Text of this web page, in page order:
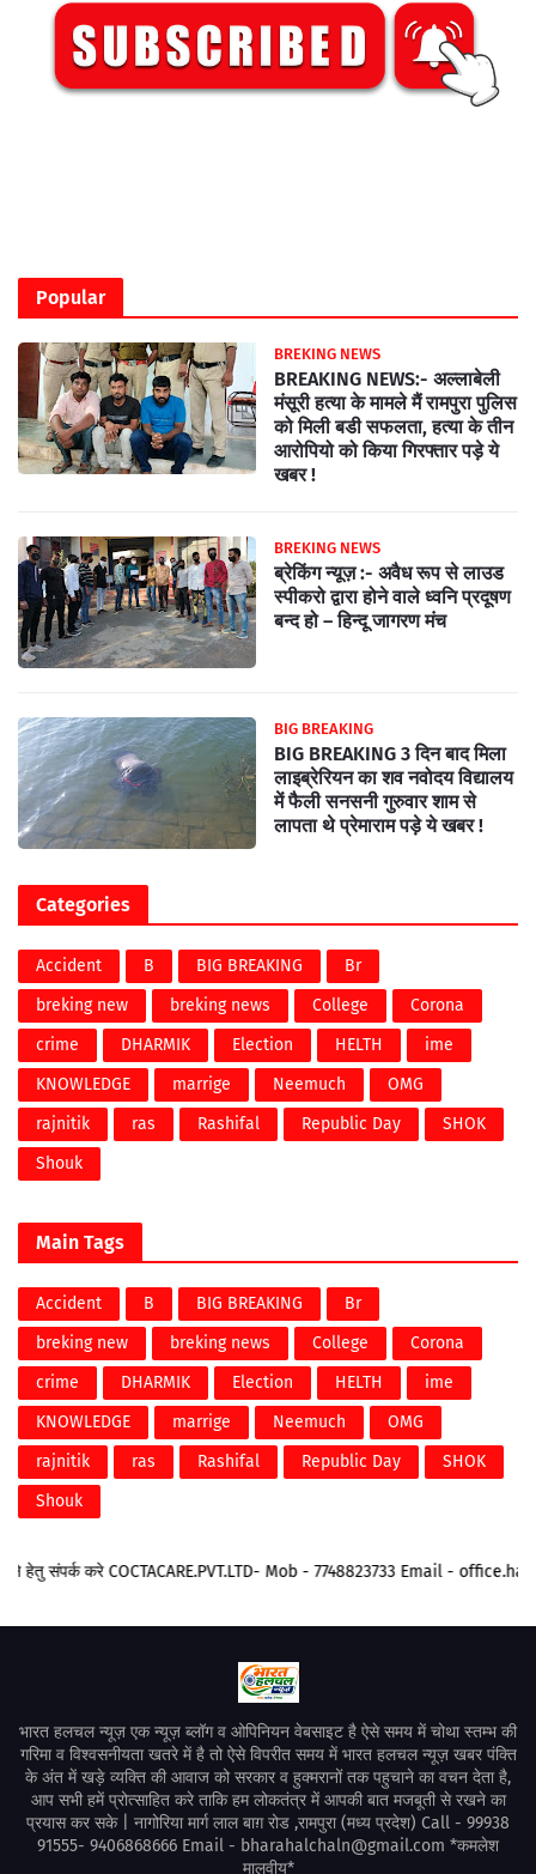
Popular
BREKING NEWS
BREAKING NEWS:- अल्लाबेली
मंसूरी हत्या के मामले मैं रामपुरा पुलिस
को मिली बडी सफलता, हत्या के तीन
आरोपियो को किया गिरफ्तार पड़े ये
खबर !
BREKING NEWS
ब्रेकिंग न्यूज़ :- अवैध रूप से लाउड
स्पीकरो द्वारा होने वाले ध्वनि प्रदूषण
बन्द हो – हिन्दू जागरण मंच
BIG BREAKING
BIG BREAKING 3 दिन बाद मिला
लाइब्रेरियन का शव नवोदय विद्यालय
में फैली सनसनी गुरुवार शाम से
लापता थे प्रेमाराम पड़े ये खबर !
Categories
Accident B BIG BREAKING
Br
breking new
breking news College
Corona
crime
DHARMIK Election HELTH
ime
KNOWLEDGE
marrige Neemuch
OMG
rajnitik
ras Rashifal Republic Day
SHOK
Shouk
Main Tags
Accident B BIG BREAKING
Br
breking new
breking news College
Corona
crime
DHARMIK Election HELTH
ime
KNOWLEDGE
marrige Neemuch
OMG
rajnitik
ras Rashifal Republic Day
SHOK
Shouk
COCTACARE.PVT.LTD- Mob - 7748823733 Email -
भारत हलचल न्यूज़ एक न्यूज़ ब्लॉग व ओपिनियन वेबसाइट है ऐसे समय में चोथा स्तम्भ की
गरिमा व विश्वसनीयता खतरे में है तो ऐसे विपरीत समय में भारत हलचल न्यूज़ खबर पंक्ति
के अंत में खड़े व्यक्ति की आवाज को सरकार व हुक्मरानों तक पहुचाने का वचन देता है,
आप सभी हमें प्रोत्साहित करे ताकि हम लोकतंत्र में आपकी बात मजबूती से रखने का
प्रयास कर सके | नागोरिया मार्ग लाल बाग़ रोड ,रामपुरा (मध्य प्रदेश) Call - 99938
91555- 9406868666 Email - bharahalchaln@gmail.com *कमलेश
मालवीय*